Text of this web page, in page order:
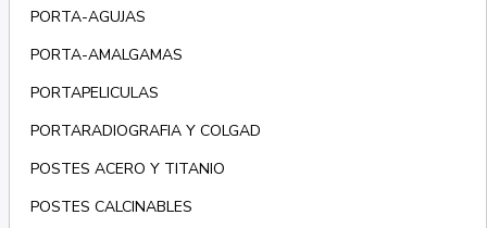
PORTA-AGUJAS
PORTA-AMALGAMAS
PORTAPELICULAS
PORTARADIOGRAFIA Y COLGAD
POSTES ACERO Y TITANIO
POSTES CALCINABLES